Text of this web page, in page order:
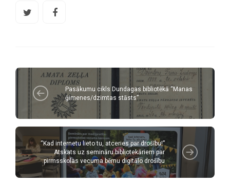
Pasākumu cikls Dundagas bibliotēkā “Manas
ģimenes/dzimtas stāsts”
“Kad internetu lieto tu, atceries par drošību!”
Atskats uz semināru bibliotekāriem par
pirmsskolas vecuma bērnu digitālo drošību